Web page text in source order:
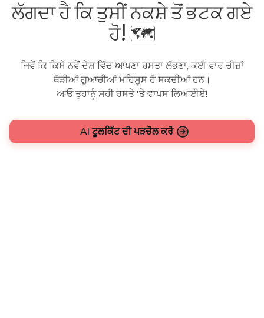
ਲੱਗਦਾ ਹੈ ਕਿ ਤੁਸੀਂ ਨਕਸ਼ੇ ਤੋਂ ਭਟਕ ਗਏ
ਹੋ! 🗺️
ਜਿਵੇਂ ਕਿ ਕਿਸੇ ਨਵੇਂ ਦੇਸ਼ ਵਿੱਚ ਆਪਣਾ ਰਸਤਾ ਲੱਭਣਾ, ਕਈ ਵਾਰ ਚੀਜ਼ਾਂ
ਥੋੜੀਆਂ ਗੁਆਚੀਆਂ ਮਹਿਸੂਸ ਹੋ ਸਕਦੀਆਂ ਹਨ।
ਆਓ ਤੁਹਾਨੂੰ ਸਹੀ ਰਸਤੇ 'ਤੇ ਵਾਪਸ ਲਿਆਈਏ!
AI ਟੂਲਕਿੱਟ ਦੀ ਪੜਚੋਲ ਕਰੋ